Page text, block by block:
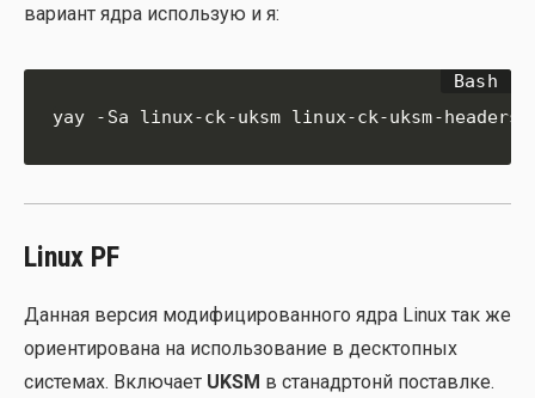
вари­ант ядра исполь­зую и я:
yay -Sa linux-ck-uksm linux-ck-uksm-headers
Linux PF
Дан­ная вер­сия моди­фи­ци­ро­ван­но­го ядра Linux так же
ори­ен­ти­ро­ва­на на исполь­зо­ва­ние в деск­топ­ных
систе­мах. Вклю­ча­ет UKSM в ста­на­др­тонй поставл­ке.